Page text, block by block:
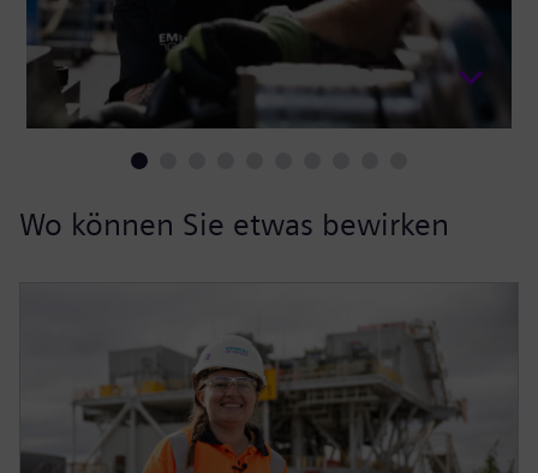
Wo können Sie etwas bewirken